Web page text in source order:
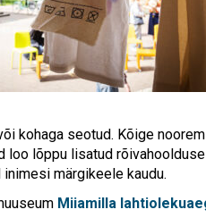
kohaga seotud. Kõige noorem
loo lõppu lisatud rõivahoolduse
märgikeele kaudu.
Miiamilla